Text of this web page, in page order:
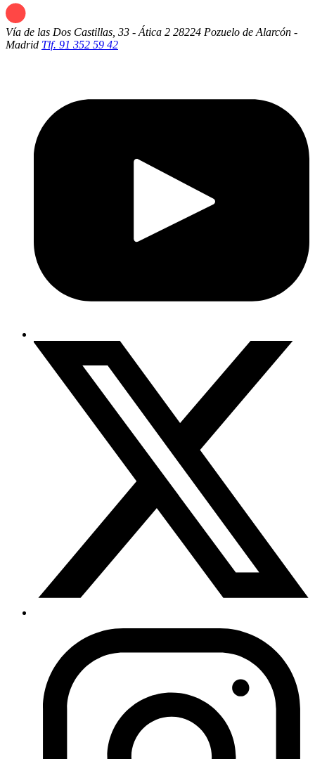
Vía de las Dos Castillas, 33 - Ática 2 28224 Pozuelo de Alarcón -
Madrid Tlf. 91 352 59 42